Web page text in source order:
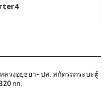
ลวงอยุธยา- ปส. สกัดรถกระบะตู้
กก.